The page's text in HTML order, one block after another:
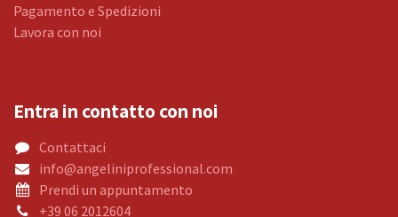
Pagamento e Spedizioni
Lavora con noi
Entra in contatto con noi
Contattaci
info@angeliniprofessional.com
Prendi un appuntamento
+39 06 2012604